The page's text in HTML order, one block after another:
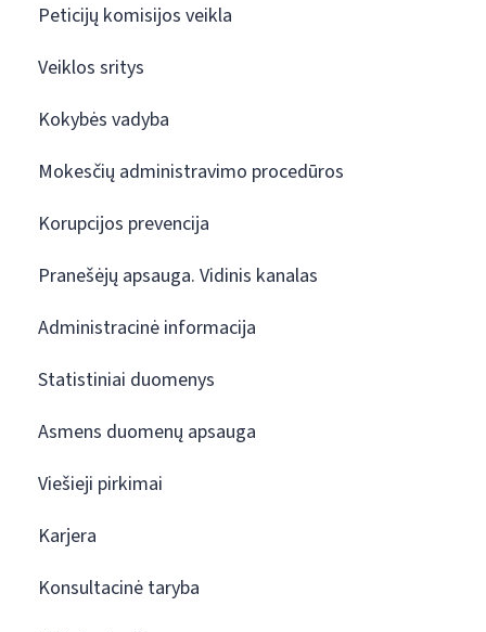
Peticijų komisijos veikla
Veiklos sritys
Kokybės vadyba
Mokesčių administravimo procedūros
Korupcijos prevencija
Pranešėjų apsauga. Vidinis kanalas
Administracinė informacija
Statistiniai duomenys
Asmens duomenų apsauga
Viešieji pirkimai
Karjera
Konsultacinė taryba